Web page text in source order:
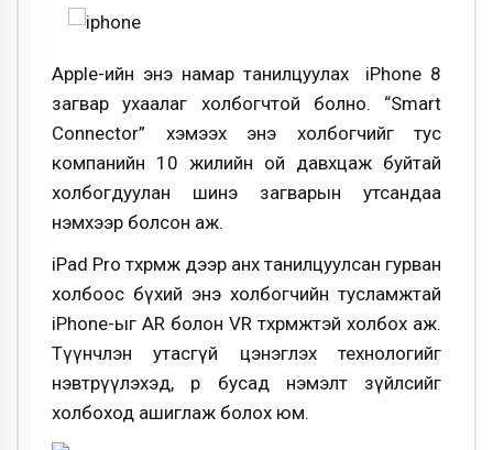
Apple-ийн энэ намар танилцуулах iPhone 8
загвар ухаалаг холбогчтой болно. “Smart
Connector” хэмээх энэ холбогчийг тус
компанийн 10 жилийн ой давхцаж буйтай
холбогдуулан шинэ загварын утсандаа
нэмхээр болсон аж.
iPad Pro төхөөрөмж дээр анх танилцуулсан гурван
холбоос бүхий энэ холбогчийн тусламжтай
iPhone-ыг AR болон VR төхөөрөмжтэй холбох аж.
Түүнчлэн утасгүй цэнэглэх технологийг
нэвтрүүлэхэд, өөр бусад нэмэлт зүйлсийг
холбоход ашиглаж болох юм.